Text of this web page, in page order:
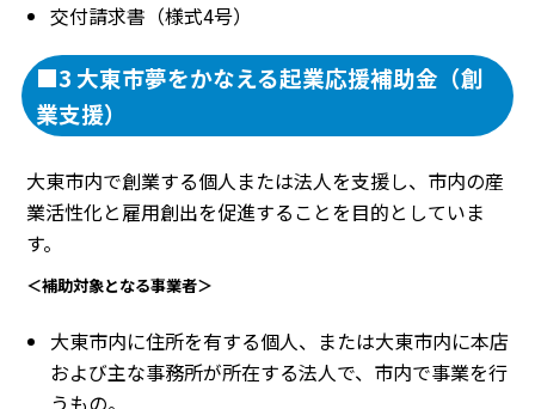
交付請求書（様式4号）
■3 大東市夢をかなえる起業応援補助金（創
業支援）
大東市内で創業する個人または法人を支援し、市内の産
業活性化と雇用創出を促進することを目的としていま
す。
＜補助対象となる事業者＞
大東市内に住所を有する個人、または大東市内に本店
および主な事務所が所在する法人で、市内で事業を行
うもの。